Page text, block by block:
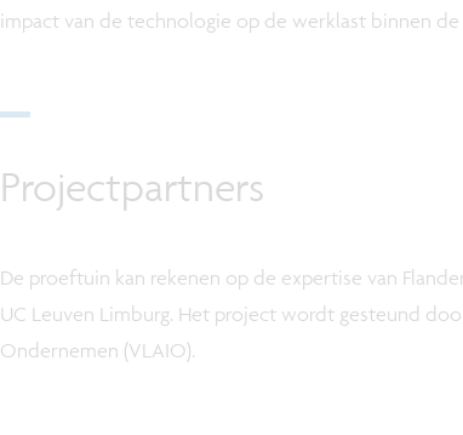
impact van de technologie op de werklast binnen
Projectpartners
De proeftuin kan rekenen op de expertise van
UC Leuven Limburg. Het project wordt gesteund
Ondernemen (VLAIO).